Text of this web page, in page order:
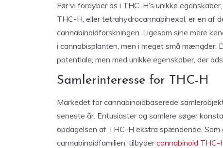
Før vi fordyber os i THC-H’s unikke
THC-H, eller tetrahydrocannabihexol, er en af
cannabinoidforskningen. Ligesom sine mere
i cannabisplanten, men i meget små mængder.
potentiale, men med unikke egenskaber, der
Samlerinteresse for THC-H
Markedet for cannabinoidbaserede
seneste år. Entusiaster og samlere søger
opdagelsen af THC-H ekstra spændende.
cannabinoidfamilien, tilbydercannabinoid THC-